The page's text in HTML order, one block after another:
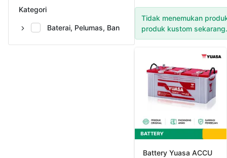
Kategori
Baterai, Pelumas, Ban
Tidak menemukan
produk kustom sekarang.
Battery Yuasa ACCU